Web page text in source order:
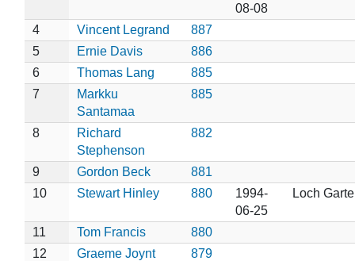
08-08
4 Vincent Legrand
887
5
Ernie Davis
886
6
Thomas Lang
885
7
Markku
Santamaa
885
8
Richard
Stephenson
882
9 Gordon Beck
881
10
Stewart Hinley 880
1994-
06-25
Loch
11 Tom Francis
880
12
Graeme Joynt
879